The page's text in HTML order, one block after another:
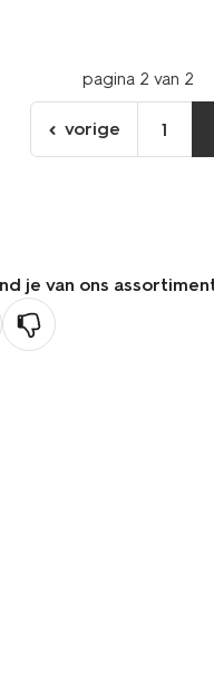
pagina 2 van 2
ga
naar
vorige 1
je van ons